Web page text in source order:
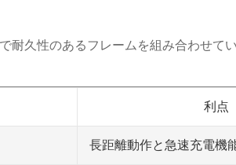
耐久性のあるフレームを組み合わせて
利点
長距離動作と急速充電機